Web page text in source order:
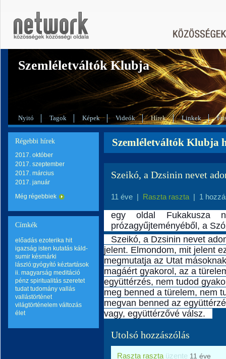
Szemléletváltók Klubja
Nyitó Tagok Képek Videók Hírek Linkek
Régebbi hírek
2017. október
2017. szeptember
2017. március
2017. január
Még régebbiek
Címkék
előadás ezoterika hit
igazság isten kutatás káld-
sumir késmárki
lászló:gyógyító kéztartások
ii. magyarság meditáció
pénz spiritualitás szeretet
tudat tudomány vallás
vallástörténet
világtörténelem változás
élet
Szemléletváltók Klubja
Szeikó, a Dzsinin nevet
11 éve | Raszta raszta | 1
egy oldal Fukakusza
prózagyűjteményéből, a
Szeikó, a Dzsinin nevet
jelent. Elmondom, mit jelent
megmutatja az Utat
magáért gyakorol, az a
együttérzés, nem tudod
meg benned a türelem, nem
megvan benned az
vagy, együttérzővé válsz.
Utolsó hozzászólás
Raszta raszta üzente 11 éve